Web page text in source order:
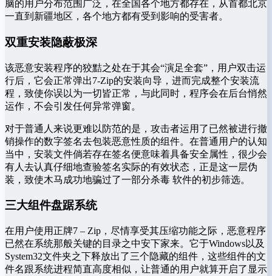
脑的用户分布范围广泛，在全国各个地方都存在，从首都北京
一直到新疆地区，各个地方都有受到影响的受害者。
双重安装隐蔽极深
该恶意安装程序的狡黠之处在于其会“演足全套”，用户双击运
行后，它会正常弹出7-Zip的安装向导，进而完成整个安装流
程，致使你误以为一切皆正常，与此同时，程序会在后台悄然
运作，不会引发任何异常弹窗。
对于普通人来说更难以防范的是，攻击者运用了已然被进行撤
销操作的数字签名去包装恶意性质的组件。在普通用户的认知
当中，安装文件倘若存在签名便意味着具备安全属性，很少会
有人去认真仔细地查验签名实际的有效状态，正是这一层伪
装，致使木马成功地骗过了一部分杀毒 软件的初步筛选。
三大组件盘踞系统
在用户使用正牌7 – Zip，尽情享受其压缩功能之际，恶意程序
已然在系统那般关键的目录之中安下家来。它于Windows以及
System32文件夹之下释放出了三个隐藏的组件，这些组件的文
件名跟系统进程简直高度相似，让普通的用户就算开启了显示